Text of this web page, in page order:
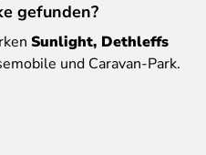
gefunden?
Sunlight, Dethleffs
und Caravan-Park.